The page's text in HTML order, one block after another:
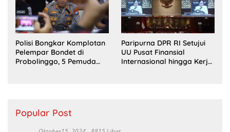
Polisi Bongkar Komplotan
Pelempar Bondet di
Probolinggo, 5 Pemuda
Paripurna DPR RI Setujui
UU Pusat Finansial
Internasional hingga Kerja
Popular Post